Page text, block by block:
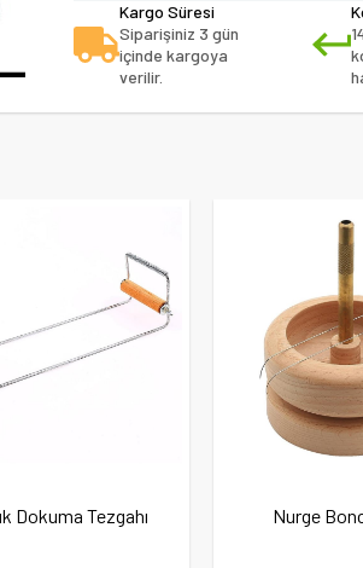
Kargo Süresi
Siparişiniz 3 gün
içinde kargoya
verilir.
Dokuma Tezgahı Nurge